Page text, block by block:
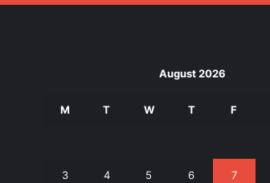
August 2026
M T W T F
3 4 5 6 7